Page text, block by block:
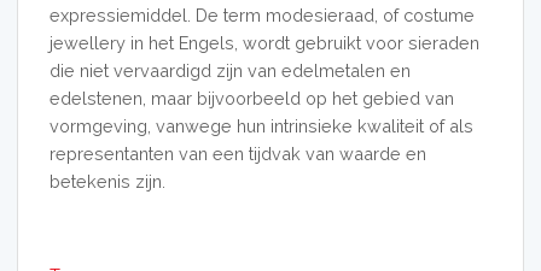
expressiemiddel. De term modesieraad, of costume
jewellery in het Engels, wordt gebruikt voor sieraden
die niet vervaardigd zijn van edelmetalen en
edelstenen, maar bijvoorbeeld op het gebied van
vormgeving, vanwege hun intrinsieke kwaliteit of als
representanten van een tijdvak van waarde en
betekenis zijn.